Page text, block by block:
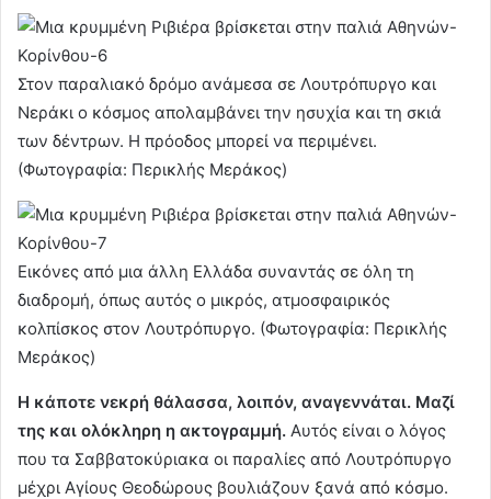
Στον παραλιακό δρόμο ανάμεσα σε Λουτρόπυργο και
Νεράκι ο κόσμος απολαμβάνει την ησυχία και τη σκιά
των δέντρων. Η πρόοδος μπορεί να περιμένει.
(Φωτογραφία: Περικλής Μεράκος)
Εικόνες από μια άλλη Ελλάδα συναντάς σε όλη τη
διαδρομή, όπως αυτός ο μικρός, ατμοσφαιρικός
κολπίσκος στον Λουτρόπυργο. (Φωτογραφία: Περικλής
Μεράκος)
Η κάποτε νεκρή θάλασσα, λοιπόν, αναγεννάται. Μαζί
της και ολόκληρη η ακτογραμμή. Αυτός είναι ο λόγος
που τα Σαββατοκύριακα οι παραλίες από Λουτρόπυργο
μέχρι Αγίους Θεοδώρους βουλιάζουν ξανά από κόσμο.